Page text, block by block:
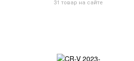
31 товар на сайте